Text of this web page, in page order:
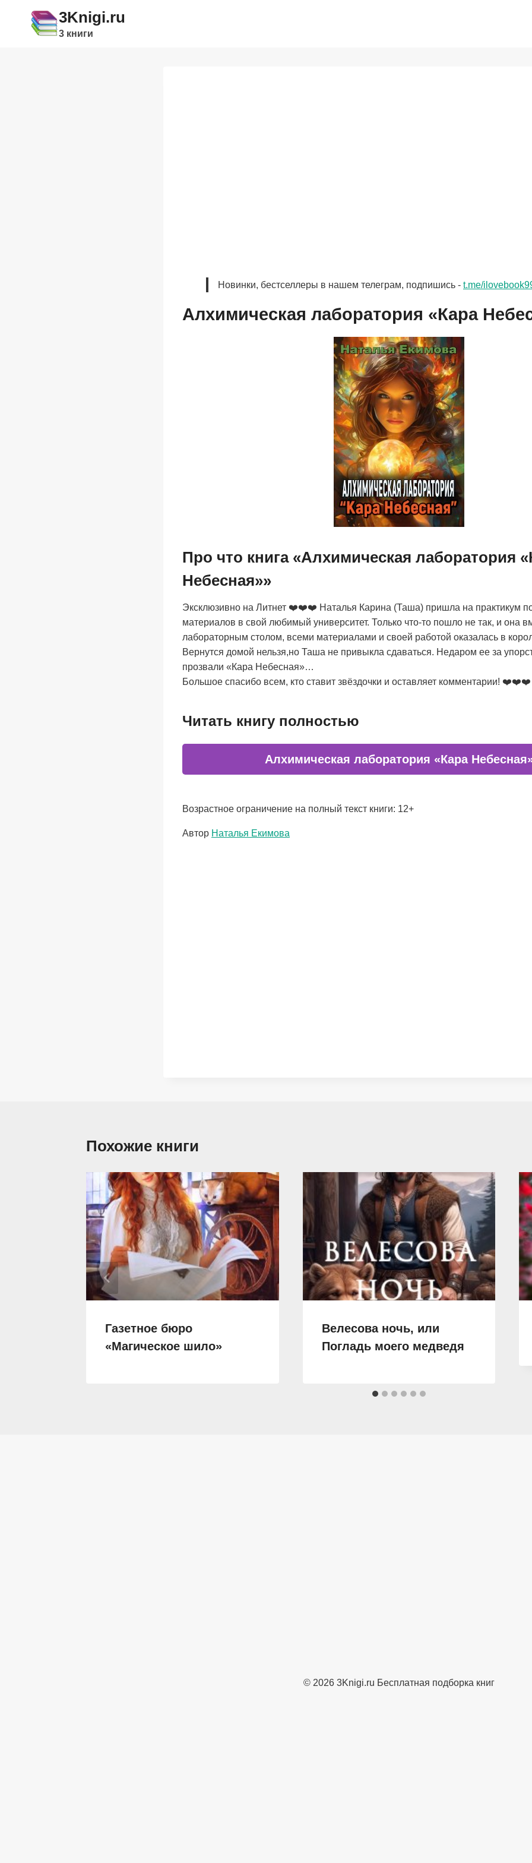
содержимому
3Knigi.ru
3 книги
Новинки, бестселлеры в нашем телеграм, подпишись - t.me/
Алхимическая лаборатория «Кара
Про что книга «Алхимическая лаборатория
Небесная»»
Эксклюзивно на Литнет ❤️❤️❤️ Наталья Карина (Таша) пришла на практикум
материалов в свой любимый университет. Только что-то пошло не так, и она
лабораторным столом, всеми материалами и своей работой оказалась в
Вернутся домой нельзя,но Таша не привыкла сдаваться. Недаром ее за
прозвали «Кара Небесная»…
Большое спасибо всем, кто ставит звёздочки и оставляет комментарии! ❤️❤️❤️
Читать книгу полностью
Алхимическая лаборатория «Кара
Возрастное ограничение на полный текст книги: 12+
Метки
Автор Наталья Екимова
Похожие книги
Газетное бюро
«Магическое шило»
Велесова ночь, или
Погладь моего медведя
© 2026 3Knigi.ru Бесплатная подборка книг